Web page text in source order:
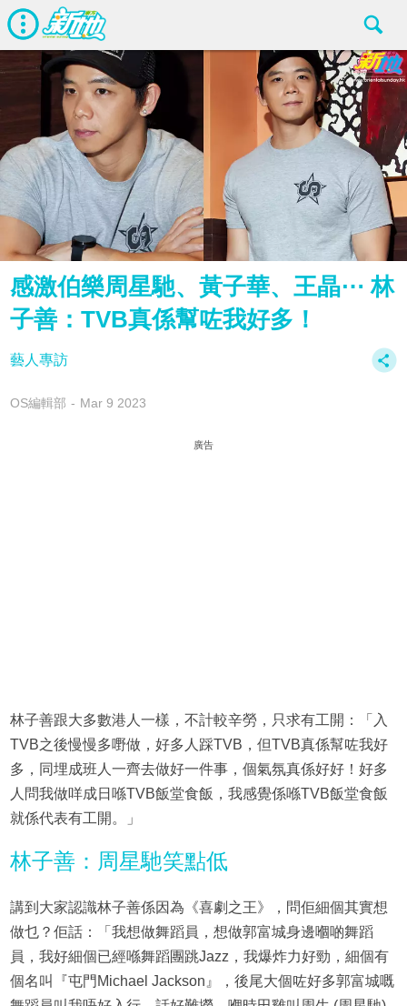
感激伯樂周星馳、黃子華、王晶⋯ 林
子善：TVB真係幫咗我好多！
藝人專訪
OS編輯部 Mar 9 2023
廣告
林子善跟大多數港人一樣，不計較辛勞，只求有工開：「入
TVB之後慢慢多嘢做，好多人踩TVB，但TVB真係幫咗我好
多，同埋成班人一齊去做好一件事，個氣氛真係好好！好多
人問我做咩成日喺TVB飯堂食飯，我感覺係喺TVB飯堂食飯
就係代表有工開。」
林子善：周星馳笑點低
講到大家認識林子善係因為《喜劇之王》，問佢細個其實想
做乜？佢話：「我想做舞蹈員，想做郭富城身邊嗰啲舞蹈
員，我好細個已經喺舞蹈團跳Jazz，我爆炸力好勁，細個有
個名叫『屯門Michael Jackson』，後尾大個咗好多郭富城嘅